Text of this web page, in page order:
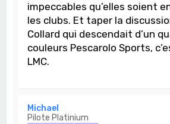
impeccables qu’elles soient
les clubs. Et taper la
Collard qui descendait d’un
couleurs Pescarolo Sports,
LMC.
Michael
Pilote Platinium